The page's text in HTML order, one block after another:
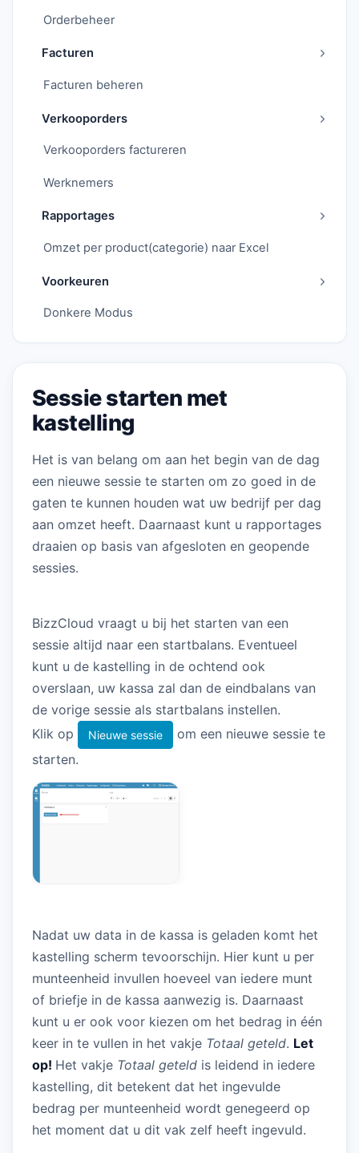
Orderbeheer
Facturen
Facturen beheren
Verkooporders
Verkooporders factureren
Werknemers
Rapportages
Omzet per product(categorie) naar Excel
Voorkeuren
Donkere Modus
Sessie starten met
kastelling
Het is van belang om aan het begin van de dag
een nieuwe sessie te starten om zo goed in de
gaten te kunnen houden wat uw bedrijf per dag
aan omzet heeft. Daarnaast kunt u rapportages
draaien op basis van afgesloten en geopende
sessies.
BizzCloud vraagt u bij het starten van een
sessie altijd naar een startbalans. Eventueel
kunt u de kastelling in de ochtend ook
overslaan, uw kassa zal dan de eindbalans van
de vorige sessie als startbalans instellen.
Klik op
Nieuwe sessie
om een nieuwe sessie te
starten.
Nadat uw data in de kassa is geladen komt het
kastelling scherm tevoorschijn. Hier kunt u per
munteenheid invullen hoeveel van iedere munt
of briefje in de kassa aanwezig is. Daarnaast
kunt u er ook voor kiezen om het bedrag in één
keer in te vullen in het vakje Totaal geteld. Let
op! Het vakje Totaal geteld is leidend in iedere
kastelling, dit betekent dat het ingevulde
bedrag per munteenheid wordt genegeerd op
het moment dat u dit vak zelf heeft ingevuld.